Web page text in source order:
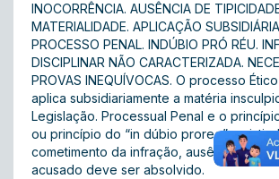
INOCORRÊNCIA. AUSÊNCIA DE
MATERIALIDADE. APLICAÇÃO
PROCESSO PENAL. INDÚBIO PRÓ RÉU.
DISCIPLINAR NÃO CARACTERIZADA.
PROVAS INEQUÍVOCAS. O processo
aplica subsidiariamente a matéria
Legislação. Processual Penal e o
ou princípio do “in dúbio proreo”,
cometimento da infração, ausência de
acusado deve ser absolvido.